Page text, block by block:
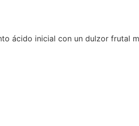
ácido inicial con un dulzor frutal